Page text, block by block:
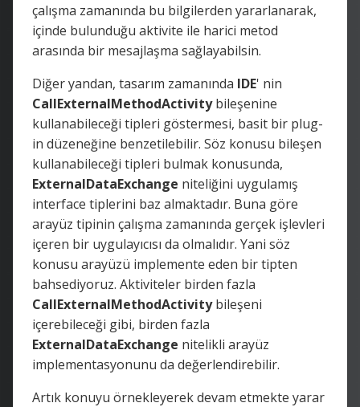
çalışma zamanında bu bilgilerden yararlanarak,
içinde bulunduğu aktivite ile harici metod
arasında bir mesajlaşma sağlayabilsin.
Diğer yandan, tasarım zamanında IDE' nin
CallExternalMethodActivitybileşenine
kullanabileceği tipleri göstermesi, basit bir plug-
in düzeneğine benzetilebilir. Söz konusu bileşen
kullanabileceği tipleri bulmak konusunda,
ExternalDataExchange niteliğini uygulamış
interface tiplerini baz almaktadır. Buna göre
arayüz tipinin çalışma zamanında gerçek işlevleri
içeren bir uygulayıcısı da olmalıdır. Yani söz
konusu arayüzü implemente eden bir tipten
bahsediyoruz. Aktiviteler birden fazla
CallExternalMethodActivitybileşeni
içerebileceği gibi, birden fazla
ExternalDataExchange nitelikli arayüz
implementasyonunu da değerlendirebilir.
Artık konuyu örnekleyerek devam etmekte yarar